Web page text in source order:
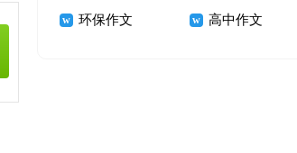
环保作文 高中作文